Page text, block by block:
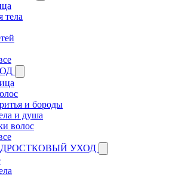
тела
и бороды
и душа
волос
УХОД